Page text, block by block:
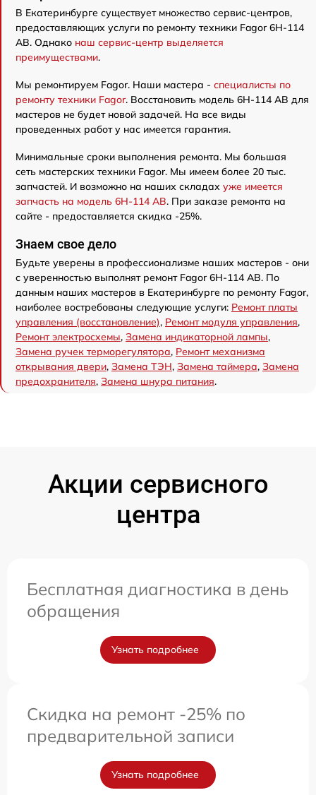
В Екатеринбурге существует множество сервис-центров,
предоставляющих услуги по ремонту техники Fagor 6H-114
AB. Однако наш сервис-центр выделяется
преимуществами.
Мы ремонтируем Fagor. Наши мастера - специалисты по
ремонту техники Fagor. Восстановить модель 6H-114 AB для
мастеров не будет новой задачей. На все виды
проведенных работ у нас имеется гарантия.
Минимальные сроки выполнения ремонта. Мы большая
сеть мастерских техники Fagor. Мы имеем более 20 тыс.
запчастей. И возможно на наших складах уже имеется
запчасть на модель 6H-114 AB. При заказе ремонта на
сайте - предоставляется скидка -25%.
Знаем свое дело
Будьте уверены в профессионализме наших мастеров - они
с уверенностью выполнят ремонт Fagor 6H-114 AB. По
данным наших мастеров в Екатеринбурге по ремонту Fagor,
наиболее востребованы следующие услуги: Ремонт платы
управления (восстановление), Ремонт модуля управления,
Ремонт электросхемы, Замена индикаторной лампы,
Замена ручек терморегулятора, Ремонт механизма
открывания двери, Замена ТЭН, Замена таймера, Замена
предохранителя, Замена шнура питания.
Акции сервисного
центра
Бесплатная диагностика в день
обращения
Узнать подробнее
Скидка на ремонт -25% по
предварительной записи
Узнать подробнее